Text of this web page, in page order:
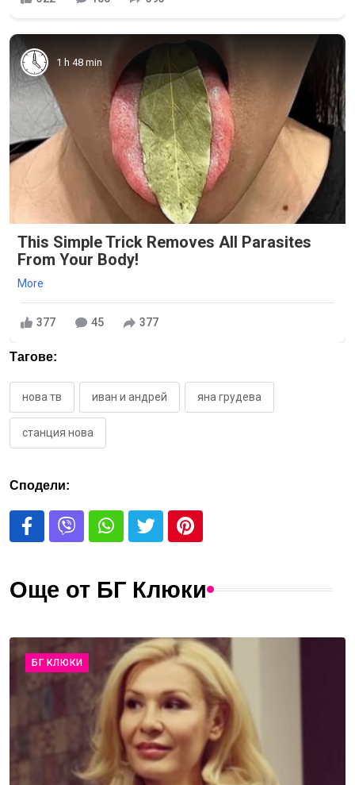
1 h 48 min
This Simple Trick Removes All Parasites
From Your Body!
More
377 45 377
Тагове:
нова тв иван и андрей яна грудева
станция нова
Сподели:
Още от БГ Клюки
БГ КЛЮКИ